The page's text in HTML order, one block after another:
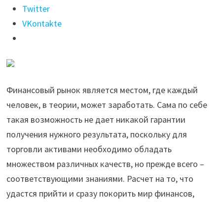
такое
Бинариум?"
Twitter
VKontakte
Финансовый рынок является местом, где каждый
человек, в теории, может заработать. Сама по себе
такая возможность не дает никакой гарантии
получения нужного результата, поскольку для
торговли активами необходимо обладать
множеством различных качеств, но прежде всего –
соответствующими знаниями. Расчет на то, что
удастся прийти и сразу покорить мир финансов,